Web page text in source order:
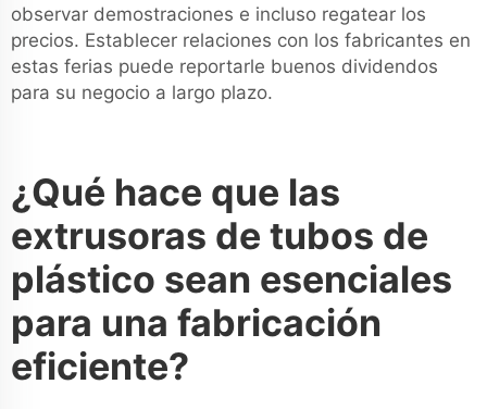
observar demostraciones e incluso regatear los
precios. Establecer relaciones con los fabricantes en
estas ferias puede reportarle buenos dividendos
para su negocio a largo plazo.
¿Qué hace que las
extrusoras de tubos de
plástico sean esenciales
para una fabricación
eficiente?